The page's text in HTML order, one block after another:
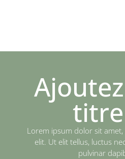
Lorem ipsum dolor sit
elit. Ut elit tellus, luctus
pulvinar